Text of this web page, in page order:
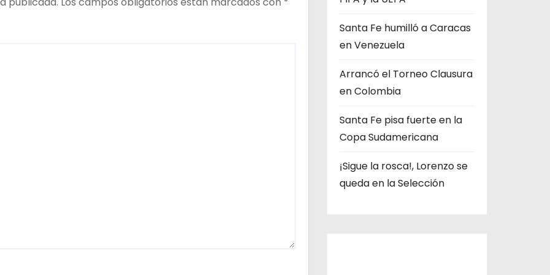
s
Santa Fe humilló a Caracas
en Venezuela
Arrancó el Torneo Clausura
en Colombia
Santa Fe pisa fuerte en la
Copa Sudamericana
¡Sigue la rosca!, Lorenzo se
queda en la Selección